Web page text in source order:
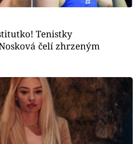
Tenistky
čelí zhrzeným